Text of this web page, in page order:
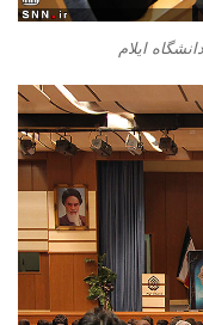
ایلام